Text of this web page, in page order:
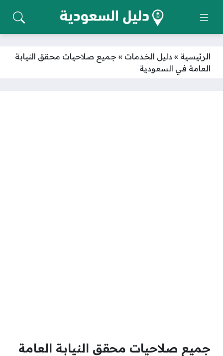
الرئيسية » دليل الخدمات » جميع صلاحيات محقق النيابة
العامة في السعودية
جميع صلاحيات محقق النيابة العامة